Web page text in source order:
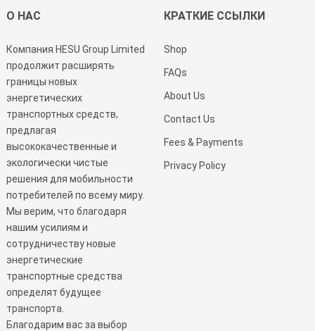
О НАС
Компания HESU Group Limited
продолжит расширять
границы новых
энергетических
транспортных средств,
предлагая
высококачественные и
экологически чистые
решения для мобильности
потребителей по всему миру.
Мы верим, что благодаря
нашим усилиям и
сотрудничеству новые
энергетические
транспортные средства
определят будущее
транспорта.
Благодарим вас за выбор
КРАТКИЕ ССЫЛКИ
Shop
FAQs
About Us
Contact Us
Fees & Payments
Privacy Policy